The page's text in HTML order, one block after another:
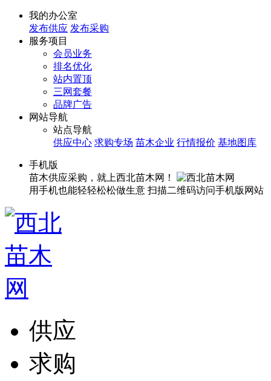
我的办公室
发布供应 发布采购
服务项目
会员业务
排名优化
站内置顶
三网套餐
品牌广告
网站导航
站点导航
供应中心 求购专场 苗木企业 行情报价 基地图库
手机版
苗木供应采购，就上西北苗木网！
用手机也能轻轻松松做生意 扫描二维码访问手机版网站
供应
求购